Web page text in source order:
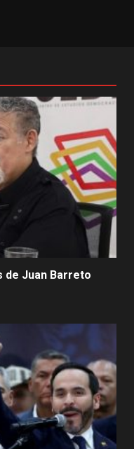
de Juan Barreto